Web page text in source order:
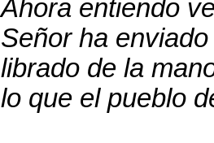
Ahora entiendo
Señor ha
librado de la
lo que el pueblo